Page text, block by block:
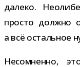
далеко.
про­сто должно
а всё осталь­ное
Несомненно,